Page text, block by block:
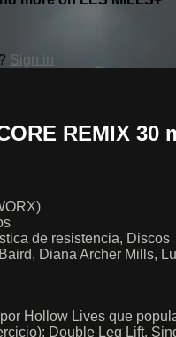
Sign in
REMIX 30
de resistencia, Discos
Diana Archer Mills,
Hollow Lives que
Double Leg Lift,